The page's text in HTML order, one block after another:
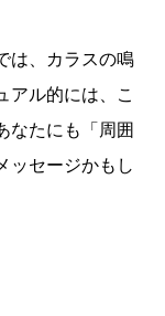
は、カラスの鳴
アル的には、こ
なたにも「周囲
ッセージかもし